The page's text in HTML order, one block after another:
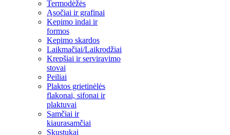
Termodėžės
Ąsočiai ir grafinai
Kepimo indai ir
formos
Kepimo skardos
Laikmačiai/Laikrodžiai
Krepšiai ir serviravimo
stovai
Peiliai
Plaktos grietinėlės
flakonai, sifonai ir
plaktuvai
Samčiai ir
kiaurasamčiai
Skustukai